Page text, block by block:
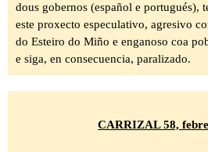
dous gobernos (español e portugués),
este proxecto especulativo, agresivo
do Esteiro do Miño e enganoso coa
e siga, en consecuencia, paralizado.
CARRIZAL 58,